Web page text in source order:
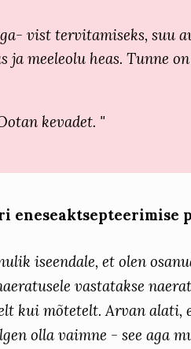
vist tervitamiseks, suu
ja meeleolu heas. Tunne
kevadet. "
eneseaktsepteerimise
iseendale, et olen
vastatakse
kui mõtetelt. Arvan alati,
olla vaimne - see aga